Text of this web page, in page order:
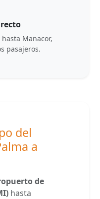
Manacor,
pasajeros.
del
a
de
hasta